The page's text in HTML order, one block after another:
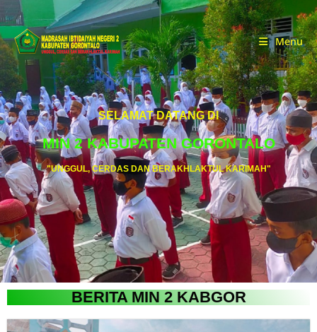
Menu
SELAMAT DATANG DI
MIN 2 KABUPATEN GORONTALO
"UNGGUL, CERDAS DAN BERAKHLAKTUL KARIMAH"
BERITA MIN 2 KABGOR